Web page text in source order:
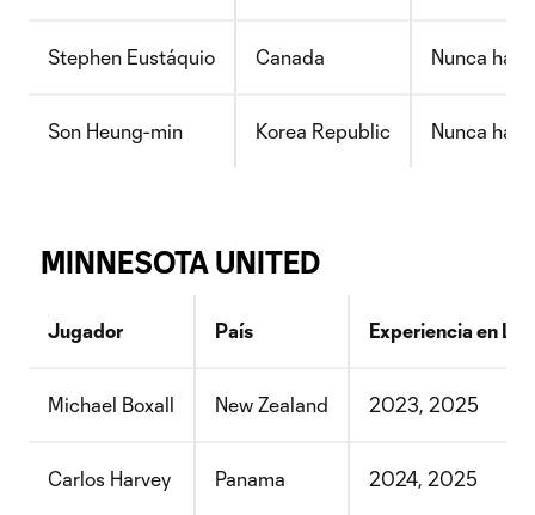
Stephen Eustáquio Canada Nunca ha
Son Heung-min Korea Republic Nunca ha
MINNESOTA UNITED
Jugador País Experiencia en
Michael Boxall New Zealand 2023, 2025
Carlos Harvey Panama 2024, 2025